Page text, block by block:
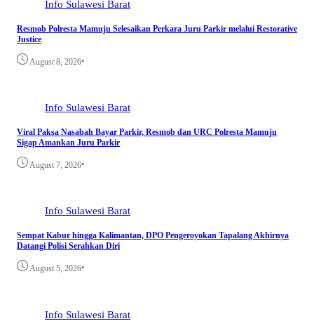
Info Sulawesi Barat
Resmob Polresta Mamuju Selesaikan Perkara Juru Parkir melalui Restorative
Justice
August 8, 2026•
Info Sulawesi Barat
Viral Paksa Nasabah Bayar Parkir, Resmob dan URC Polresta Mamuju
Sigap Amankan Juru Parkir
August 7, 2026•
Info Sulawesi Barat
Sempat Kabur hingga Kalimantan, DPO Pengeroyokan Tapalang Akhirnya
Datangi Polisi Serahkan Diri
August 5, 2026•
Info Sulawesi Barat